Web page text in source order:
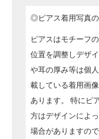
◎ピアス着用写真
ピアスはモチーフ
位置を調整しデザ
や耳の厚み等は個
載している着用画
あります。
特にピ
方はデザインによ
場合がありますので